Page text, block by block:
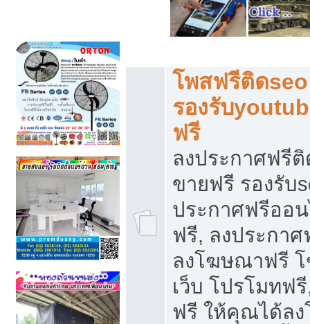
โพสฟรีติด
รองรับ
ฟรี
ลงประกาศฟรีติ
ขายฟรี รองรับ
ประกาศฟรีออ
ฟรี, ลงประกา
ลงโฆษณาฟรี
เว็บ โปรโมทฟ
ฟรี ให้คุณได้ล